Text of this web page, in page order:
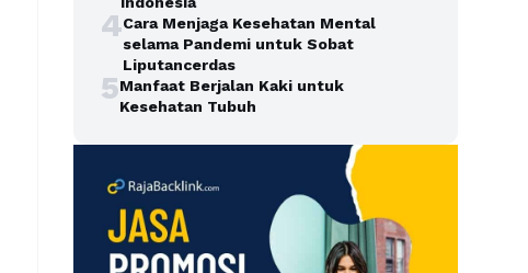
4Cara Menjaga Kesehatan Mental
selama Pandemi untuk Sobat
Liputancerdas
5Manfaat Berjalan Kaki untuk
Kesehatan Tubuh